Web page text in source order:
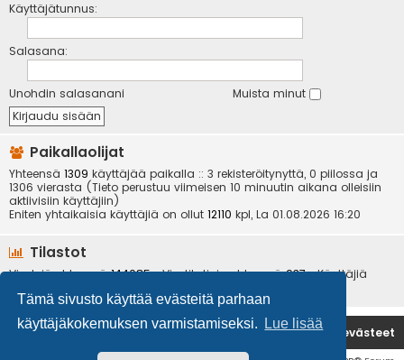
Tämä sivusto käyttää evästeitä parhaan
käyttäjäkokemuksen varmistamiseksi.
Lue lisää
Käyttäjätunnus:
Salasana:
Unohdin salasanani Muista minut
Paikallaolijat
Yhteensä 1309 käyttäjää paikalla :: 3 rekisteröitynyttä, 0 piilossa ja
1306 vierasta (Tieto perustuu viimeisen 10 minuutin aikana olleisiin
aktiivisiin käyttäjiin)
Eniten yhtaikaisia käyttäjiä on ollut 12110 kpl, La 01.08.2026 16:20
Tilastot
Viestejä yhteensä144085• Viestiketjuja yhteensä937• Käyttäjiä
Etusivu Poista evästeet